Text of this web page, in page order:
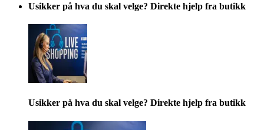
Usikker på hva du skal velge? Direkte hjelp fra butikk
Usikker på hva du skal velge? Direkte hjelp fra butikk